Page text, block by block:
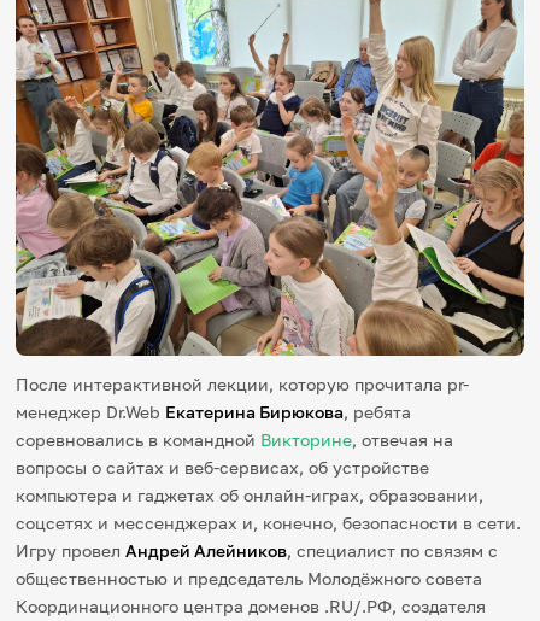
После интерактивной лекции, которую прочитала pr-
менеджер Dr.Web Екатерина Бирюкова, ребята
соревновались в командной Викторине, отвечая на
вопросы о сайтах и веб-сервисах, об устройстве
компьютера и гаджетах об онлайн-играх, образовании,
соцсетях и мессенджерах и, конечно, безопасности в сети.
Игру провелАндрей Алейников, специалист по связям с
общественностью и председатель Молодёжного совета
Координационного центра доменов .RU/.РФ, создателя